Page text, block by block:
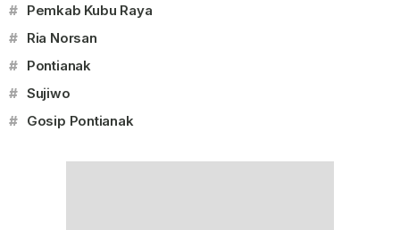
# Pemkab Kubu Raya
# Ria Norsan
# Pontianak
# Sujiwo
# Gosip Pontianak